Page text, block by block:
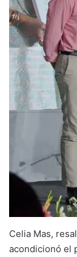
Celia Mas,
acondicionó el